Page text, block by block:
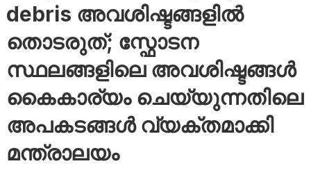
debris അവശിഷ്ടങ്ങളിൽ
തൊടരുത്; സ്ഫോടന
സ്ഥലങ്ങളിലെ അവശിഷ്ടങ്ങൾ
കൈകാര്യം ചെയ്യുന്നതിലെ
അപകടങ്ങൾ വ്യക്തമാക്കി
മന്ത്രാലയം